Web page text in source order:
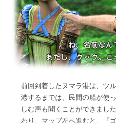
前回到着したヌマラ港は、ツ
港するまでは、民間の船が使
しむ声も聞くことができまし
わり、マップ左へ進むと、『